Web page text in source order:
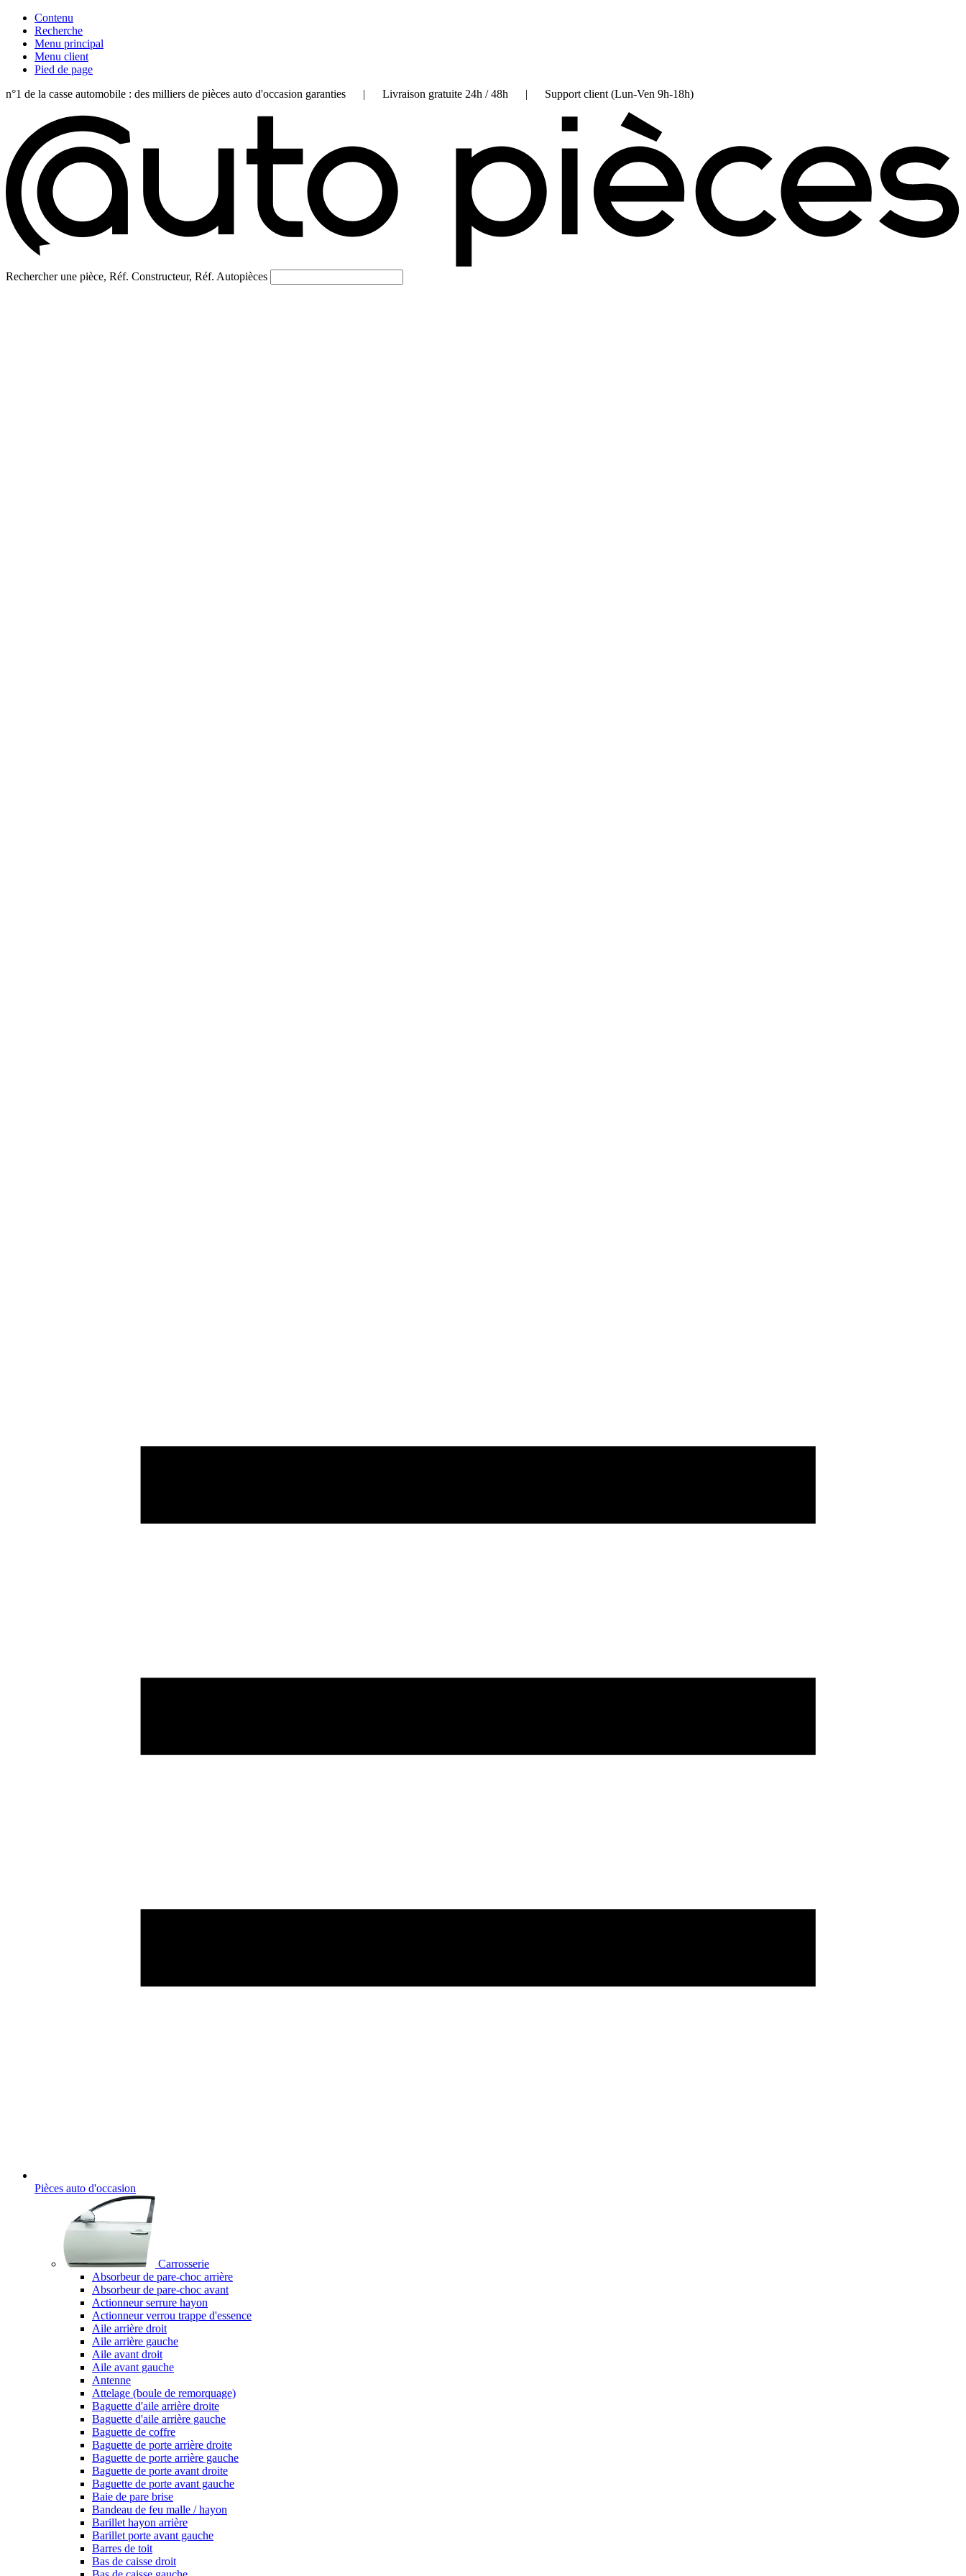
Contenu
Recherche
Menu principal
Menu client
Pied de page
n°1 de la casse automobile : des milliers de pièces auto d'occasion garanties | Livraison gratuite 24h / 48h | Support client (Lun-Ven 9h-18h)
Rechercher une pièce, Réf. Constructeur, Réf. Autopièces
Pièces auto d'occasion
Carrosserie
Absorbeur de pare-choc arrière
Absorbeur de pare-choc avant
Actionneur serrure hayon
Actionneur verrou trappe d'essence
Aile arrière droit
Aile arrière gauche
Aile avant droit
Aile avant gauche
Antenne
Attelage (boule de remorquage)
Baguette d'aile arrière droite
Baguette d'aile arrière gauche
Baguette de coffre
Baguette de porte arrière droite
Baguette de porte arrière gauche
Baguette de porte avant droite
Baguette de porte avant gauche
Baie de pare brise
Bandeau de feu malle / hayon
Barillet hayon arrière
Barillet porte avant gauche
Barres de toit
Bas de caisse droit